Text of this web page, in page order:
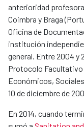
anterioridad
Coimbra y Braga
Oficina de
institución
general. Entre 2004 y
Protocolo Facultativo
Económicos,
10 de diciembre de
En 2014, cuando